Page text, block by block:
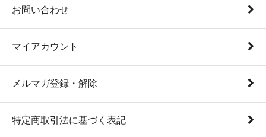
お問い合わせ
マイアカウント
メルマガ登録・解除
特定商取引法に基づく表記